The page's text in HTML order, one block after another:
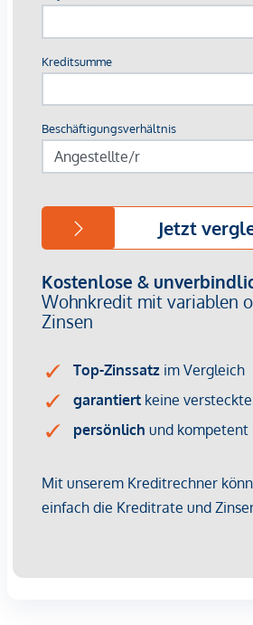
Station Floridsdorf bietet. Fast direkt
weiters eine Busstation.
Buslinie 30A „Dattlergasse“ – 3
Straßenbahnlinien 30 & 31 – 9
etwa 16 Fahrminuten erreichbar
Hinweis: Es handelt sich bei den
Raumgefühl zu veranschaulichen.
Die angebotene Erdgeschoßwohnung
nach Süden orientierte Wohnküche
Ein etwa 26m² großer Garten plus
Angebot hervorragend ab.
Wir weisen darauf hin, dass zwischen
wirtschaftliches Naheverhältnis
Infrastruktur / Entfernungen